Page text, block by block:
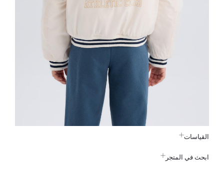
القياسات
ابحث في المتجر